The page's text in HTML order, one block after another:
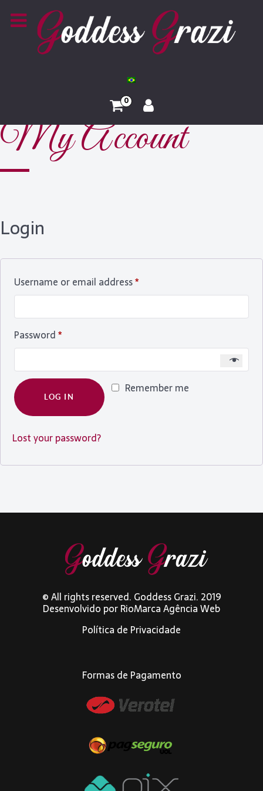
0
My Account
Login
Username or email address*
Password*
Remember me
LOG IN
Lost your password?
© All rights reserved. Goddess Grazi. 2019
Desenvolvido porRioMarca Agência Web
Política de Privacidade
Formas de Pagamento